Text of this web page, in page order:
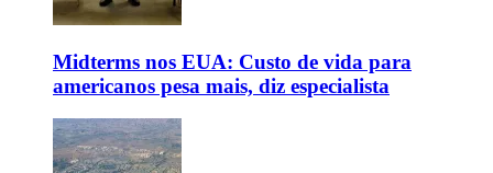
Midterms nos EUA: Custo de vida para
americanos pesa mais, diz especialista